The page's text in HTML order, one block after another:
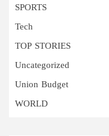
SPORTS
Tech
TOP STORIES
Uncategorized
Union Budget
WORLD